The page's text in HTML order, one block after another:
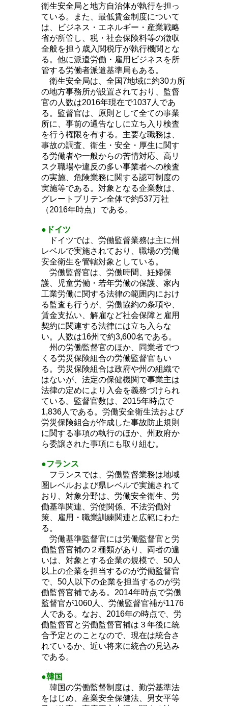
衛生安全局と地方自治体が執行を担っ
ている。また、最低賃金制度について
は、ビジネス・エネルギー・産業戦略
省が所管し、税・社会保険料等の徴収
全般を担う歳入関税庁が執行機関とな
る。他に派遣労働・雇用ビジネスを所
管する労働者派遣基準局もある。
衛生安全局は、全国7地域に約30カ所
の地方事務所が設置されており、監督
官の人数は2016年現在で1037人であ
る。監督官は、原則として全ての事業
所に、事前の通告なしに立ち入り検査
を行う権限を有する。主要な職務は、
事故の調査、衛生・安全・厚生に関す
る労働者や一般からの苦情対応、高リ
スク職場や違反の多い事業者への検査
の実施、危険業務に関する認可制度の
実施等である。対象となる企業数は、
グレートブリテン全体で約537万社
（2016年時点）である。
● ドイツ
ドイツでは、労働監督業務は主に州
レベルで実施されており、職場の労働
安全衛生を管轄対象としている。
労働監督官は、労働時間、妊婦保
護、児童労働・若年労働の保護、家内
工業労働に関する法律の範囲内におけ
る監査も行うが、労働協約の条項や、
賃金支払い、解雇など社会保障と雇用
契約に関連する法律には立ち入らな
い。人数は16州で約3,600名である。
州の労働監督官のほか、同業者でつ
くる労災保険組合の労働監督官もい
る。労災保険組合は政府や州の組織で
はないが、法定の保健機関で事業主は
法律の定めにより入会を義務づけられ
ている。監督官数は、2015年時点で
1,836人である。労働安全衛生法および
労災保険組合が作成した事故防止規則
に関する事項の執行のほか、州政府か
ら委譲された事項にも取り組む。
●フランス
フランスでは、労働監督業務は地域
圏レベルおよび県レベルで実施されて
おり、対象分野は、労働安全衛生、労
働基準関連、労使関係、不法労働対
策、雇用・職業訓練関連と広範にわた
る。
労働基準監督官には労働監督官と労
働監督官補の２種類があり、両者の違
いは、対象とする企業の規模で、50人
以上の企業を担当するのが労働監督官
で、50人以下の企業を担当するのが労
働監督官補である。2014年時点で労働
監督官が1060人、労働監督官補が1176
人である。なお、2016年の時点で、労
働監督官と労働監督官補は３年後に統
合予定とのことなので、現在は統合さ
れているか、近い将来に統合の見込み
である。
●韓国
韓国の労働監督制度は、勤労基準法
をはじめ、産業安全保健法、男女平等